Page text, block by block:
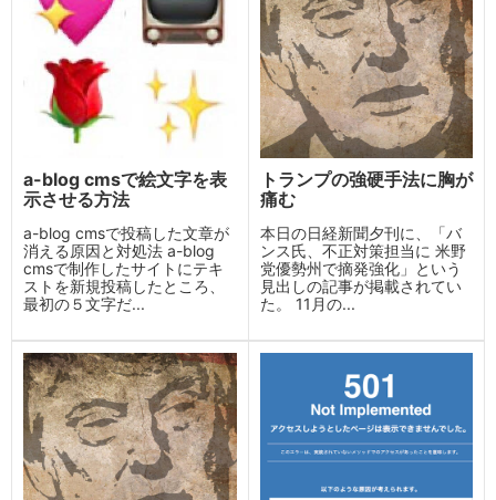
a-blog cmsで絵文字を表
示させる方法
a-blog cmsで投稿した文章が
消える原因と対処法 a-blog
cmsで制作したサイトにテキ
ストを新規投稿したところ、
最初の５文字だ...
トランプの強硬手法に胸が
痛む
本日の日経新聞夕刊に、「バ
ンス氏、不正対策担当に 米野
党優勢州で摘発強化」という
見出しの記事が掲載されてい
た。 11月の...